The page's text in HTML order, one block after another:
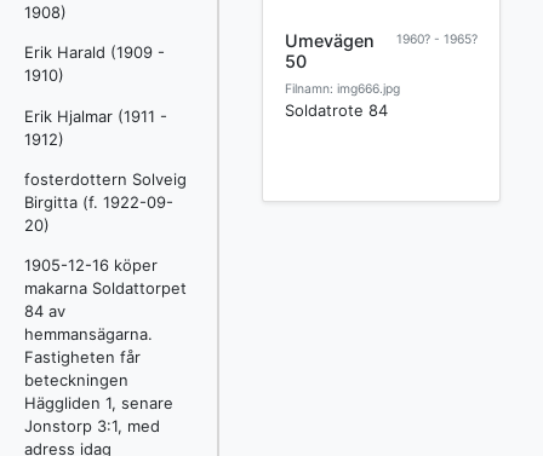
1908)
Erik Harald (1909 -
1910)
Erik Hjalmar (1911 -
1912)
fosterdottern Solveig
Birgitta (f. 1922-09-
20)
1905-12-16 köper
makarna Soldattorpet
84 av
hemmansägarna.
Fastigheten får
beteckningen
Häggliden 1, senare
Jonstorp 3:1, med
adress idag
1960? - 1965?
Umevägen
50
Filnamn: img666.jpg
Soldatrote 84